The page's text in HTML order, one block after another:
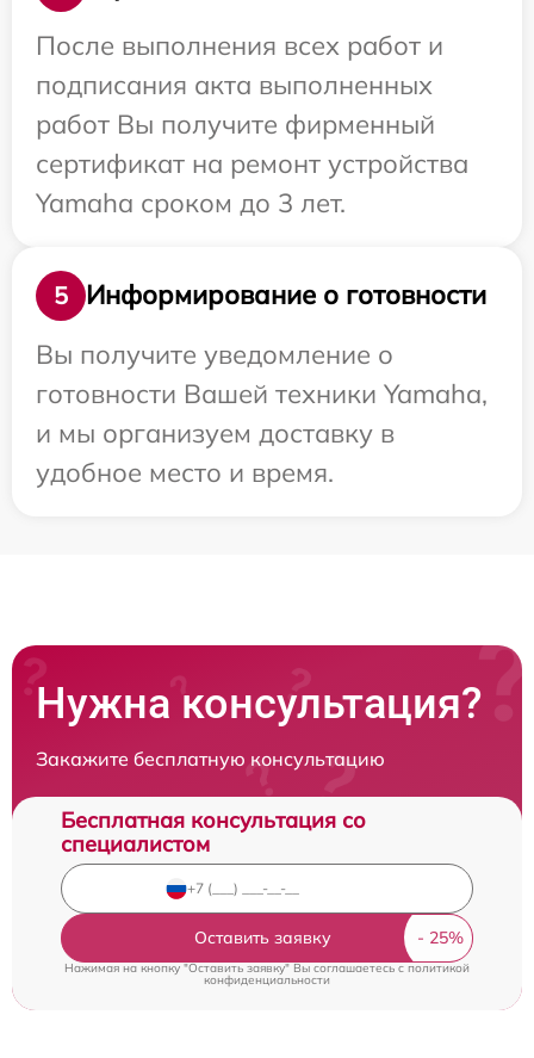
После выполнения всех работ и
подписания акта выполненных
работ Вы получите фирменный
сертификат на ремонт устройства
Yamaha сроком до 3 лет.
5
Информирование о готовности
Вы получите уведомление о
готовности Вашей техники Yamaha,
и мы организуем доставку в
удобное место и время.
Нужна консультация?
Закажите бесплатную консультацию
Бесплатная консультация со
специалистом
Оставить заявку
Нажимая на кнопку "Оставить заявку" Вы соглашаетесь cполитикой
конфиденциальности